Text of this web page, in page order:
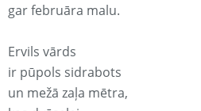
gar februāra malu.
Ervils vārds
ir pūpols sidrabots
un mežā zaļa mētra,